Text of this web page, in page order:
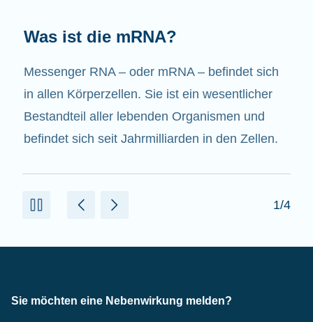
Welche Aufgaben hat die mRNA?
Wie der Name schon sagt, ist die mRNA ein
Bote. Sie interagiert mit anderen Komponenten
in den Zellen, die zur Bildung von Proteinen
beitragen.
2/4
Sie möchten eine Nebenwirkung melden?